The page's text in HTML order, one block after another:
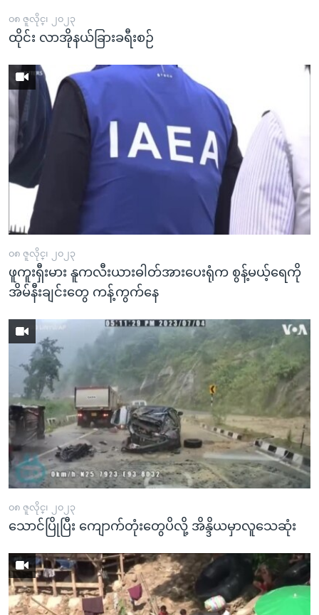
၀၈ ဇူလိုင္၊ ၂၀၂၃
ထိုင်း လာအိုနယ်ခြားခရီးစဉ်
၀၈ ဇူလိုင္၊ ၂၀၂၃
ဖူကူးရှီးမား နူကလီးယားဓါတ်အားပေးရုံက စွန့်မယ့်ရေကို
အိမ်နီးချင်းတွေ ကန့်ကွက်နေ
၀၈ ဇူလိုင္၊ ၂၀၂၃
သောင်ပြိုပြီး ကျောက်တုံးတွေပိလို့ အိန္ဒိယမှာလူသေဆုံး